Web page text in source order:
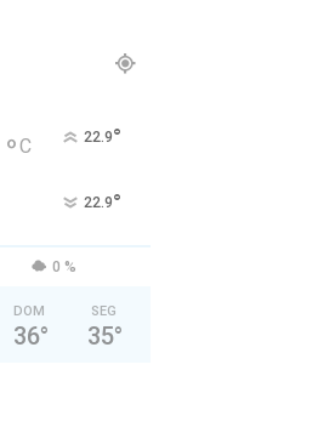
°C 22.9°
22.9°
0 %
DOM
36°
SEG
35°